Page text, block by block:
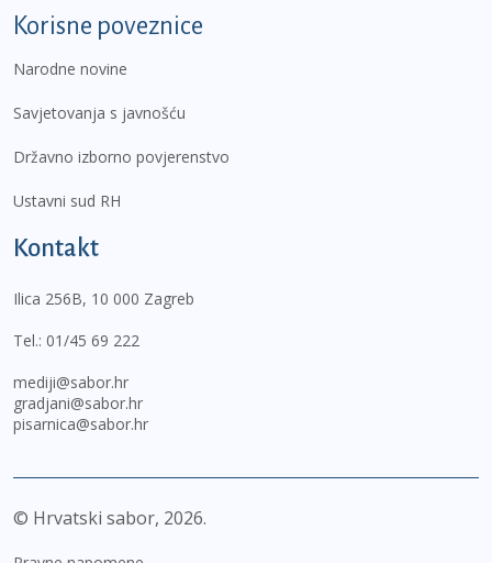
Korisne poveznice
Narodne novine
Savjetovanja s javnošću
Državno izborno povjerenstvo
Ustavni sud RH
Kontakt
Ilica 256B, 10 000 Zagreb
Tel.: 01/45 69 222
mediji@sabor.hr
gradjani@sabor.hr
pisarnica@sabor.hr
© Hrvatski sabor, 2026